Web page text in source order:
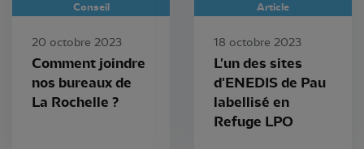
Conseil
20 octobre 2023
Comment joindre
nos bureaux de
La Rochelle ?
Article
18 octobre 2023
L'un des sites
d'ENEDIS de Pau
labellisé en
Refuge LPO